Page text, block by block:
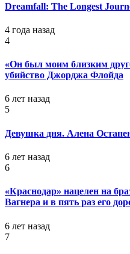
Dreamfall: The Longest
4 года назад
4
«Он был моим близким
убийство Джорджа Флойда
6 лет назад
5
Девушка дня. Алена
6 лет назад
6
«Краснодар» нацелен на
Вагнера и в пять раз его
6 лет назад
7